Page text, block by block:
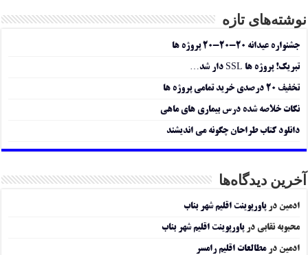
نوشته‌های تازه
جشنواره عیدانه ۲۰-۲۰-۲۰ پروژه ها
تبریک! پروژه ها SSL دار شد…
تخفیف ۲۰ درصدی خرید تمامی پروژه ها
نکات خلاصه شده درس بیماری های ماهی
دانلود کتاب طراحان چگونه می اندیشند
آخرین دیدگاه‌ها
ادمین درپاورپوینت اقلیم شهر بناب
محبوبه نقابی درپاورپوینت اقلیم شهر بناب
ادمین درمطالعات اقلیم رامسر